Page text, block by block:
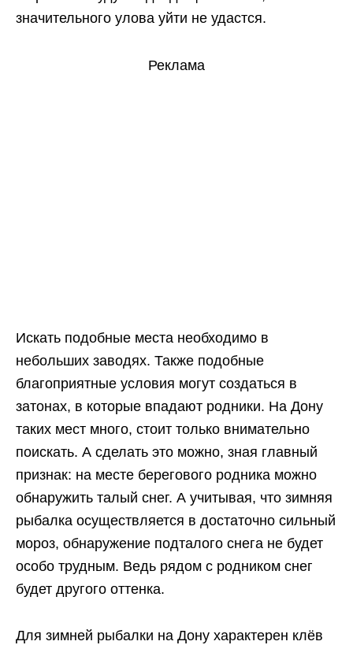
значительного улова уйти не удастся.
Реклама
Искать подобные места необходимо в
небольших заводях. Также подобные
благоприятные условия могут создаться в
затонах, в которые впадают родники. На Дону
таких мест много, стоит только внимательно
поискать. А сделать это можно, зная главный
признак: на месте берегового родника можно
обнаружить талый снег. А учитывая, что зимняя
рыбалка осуществляется в достаточно сильный
мороз, обнаружение подталого снега не будет
особо трудным. Ведь рядом с родником снег
будет другого оттенка.
Для зимней рыбалки на Дону характерен клёв